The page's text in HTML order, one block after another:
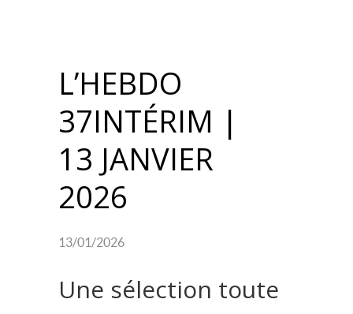
L’HEBDO
37INTÉRIM |
13 JANVIER
2026
13/01/2026
Une sélection toute